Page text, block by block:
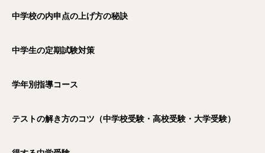
中学校の内申点の上げ方の秘訣
中学生の定期試験対策
学年別指導コース
テストの解き方のコツ（中学校受験・高校受験・大学受験）